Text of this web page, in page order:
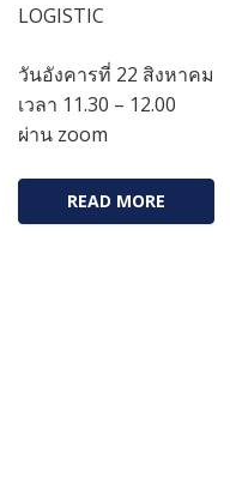
LOGISTIC
วันอังคารที่ 22 สิงหาคม
เวลา 11.30 – 12.00
ผ่าน zoom
READ MORE